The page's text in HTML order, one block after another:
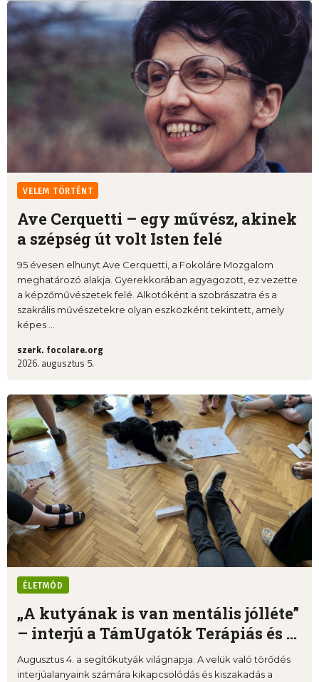
VELEM TÖRTÉNT
Ave Cerquetti – egy művész, akinek
a szépség út volt Isten felé
95 évesen elhunyt Ave Cerquetti, a Fokoláre Mozgalom
meghatározó alakja. Gyerekkorában agyagozott, ez vezette
a képzőművészetek felé. Alkotóként a szobrászatra és a
szakrális művészetekre olyan eszközként tekintett, amely
képes ...
szerk. focolare.org
2026. augusztus 5.
ÉLETMÓD
„A kutyának is van mentális jólléte”
– interjú a TámUgatók Terápiás és ...
Augusztus 4. a segítőkutyák világnapja. A velük való törődés
interjúalanyaink számára kikapcsolódás és kiszakadás a